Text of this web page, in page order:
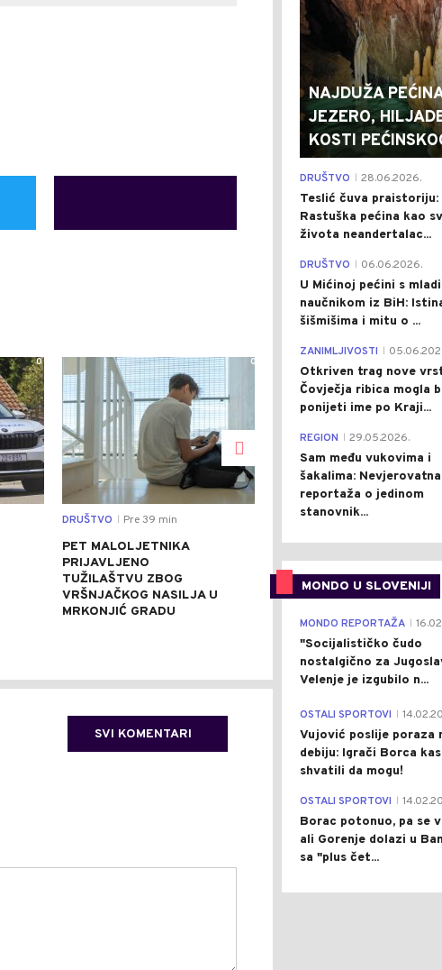
0 0
DRUŠTVO Pre 39 min
PET MALOLJETNIKA
PRIJAVLJENO
TUŽILAŠTVU ZBOG
VRŠNJAČKOG NASILJA U
MRKONJIĆ GRADU
DRUŠTVO Pre 51 min
STRUČNJACI
UPOZORAVAJU: NIZAK
VODOSTAJ UGROŽAVA
RIJEKE, NE KORISTITE
KUPANJE I
NAVODNJAVANJE
SVI KOMENTARI
NAJDUŽA
JEZERO,
KOSTI
DRUŠTVO 28.06.2026.
Teslić čuva praistoriju:
Rastuška pećina kao
života neandertalac...
DRUŠTVO 06.06.2026.
U Mićinoj pećini s
naučnikom iz BiH:
šišmišima i mitu o ...
ZANIMLJIVOSTI
Otkriven trag nove
Čovječja ribica mogla
ponijeti ime po Kraji...
REGION 29.05.2026.
Sam među vukovima i
šakalima: Nevjerovatna
reportaža o jedinom
stanovnik...
MONDO U SLOVENIJI
MONDO REPORTAŽA
"Socijalističko čudo
nostalgično za
Velenje je izgubilo n...
OSTALI SPORTOVI
Vujović poslije poraza
debiju: Igrači Borca
shvatili da mogu!
OSTALI SPORTOVI
Borac potonuo, pa se
ali Gorenje dolazi u
sa "plus čet...